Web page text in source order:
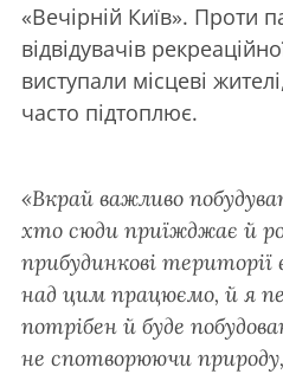
«Вечірній Київ». Проти
відвідувачів
виступали місцеві
часто підтоплює.
«Вкрай важливо
хто сюди приїжджає й
прибудинкові території
над цим працюємо, й я
потрібен й буде
не спотворюючи